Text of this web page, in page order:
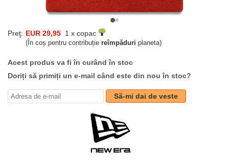
Preţ: EUR 29,95 1 x copac
(În coș pentru contribuție reîmpăduri planeta)
Acest produs va fi în curând în stoc
Doriți să primiți un e-mail când este din nou în stoc?
Să-mi dai de veste